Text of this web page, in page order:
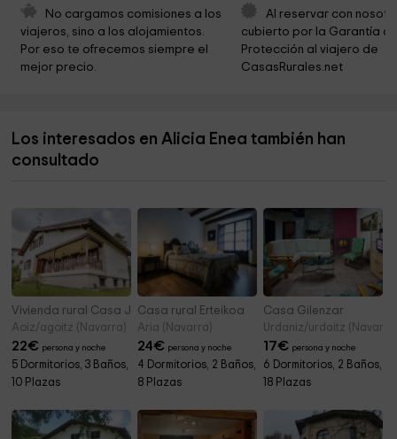
Parroquia De San Juan
Centro Interpretación
Iglesia de San Juan Evangelista 4,3 km
Ermita de San Tirso 4,6 km
No cargamos comisiones a los
viajeros, sino a los alojamientos.
Por eso te ofrecemos siempre el
mejor precio.
Al reservar con
cubierto por la Garantía
Protección al viajero de
CasasRurales.net
Los interesados en Alicia Enea también han
consultado
Vivienda rural Casa Javier Lacunza
Aoiz/agoitz (Navarra)
22€ persona y noche
5 Dormitorios, 3 Baños,
10 Plazas
Casa rural Erteikoa
Aria (Navarra)
24€ persona y noche
4 Dormitorios, 2 Baños,
8 Plazas
Casa Gilenzar
Urdaniz/urdaitz
17€ persona y noche
6 Dormitorios, 2 Baños,
18 Plazas